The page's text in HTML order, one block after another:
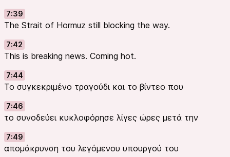
7:39
The Strait of Hormuz still blocking the way.
7:42
This is breaking news. Coming hot.
7:44
Το συγκεκριμένο τραγούδι και το βίντεο που
7:46
το συνοδεύει κυκλοφόρησε λίγες ώρες μετά την
7:49
απομάκρυνση του λεγόμενου υπουργού του